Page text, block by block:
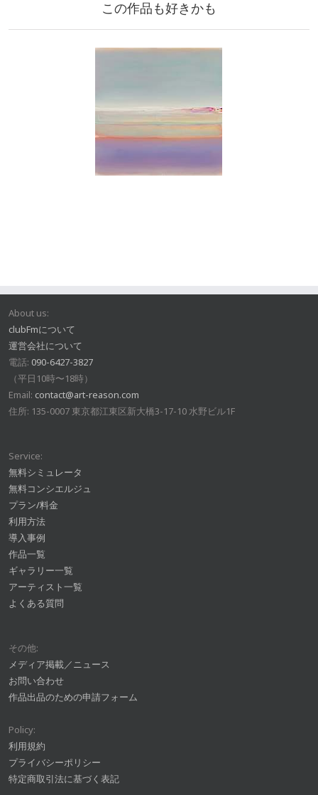
この作品も好きかも
About us:
clubFmについて
運営会社について
電話: 090-6427-3827
（平日10時〜18時）
Email: contact@art-reason.com
住所: 135-0007 東京都江東区新大橋3-17-10 水野ビル1F
Service:
無料シミュレータ
無料コンシエルジュ
プラン/料金
利用方法
導入事例
作品一覧
ギャラリー一覧
アーティスト一覧
よくある質問
その他:
メディア掲載／ニュース
お問い合わせ
作品出品のための申請フォーム
Policy:
利用規約
プライバシーポリシー
特定商取引法に基づく表記